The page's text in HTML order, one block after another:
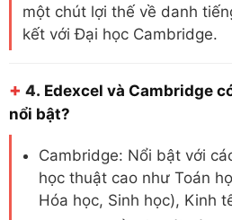
một chút lợi thế về danh
kết với Đại học Cambridge.
+ 4. Edexcel và Cambridge
nổi bật?
Cambridge: Nổi bật với
học thuật cao như Toán
Hóa học, Sinh học), Kinh